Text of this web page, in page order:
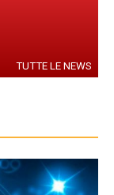
TUTTE LE NEWS